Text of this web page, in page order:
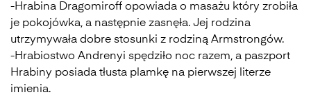
-Hrabina Dragomiroff opowiada o masażu który zrobiła
je pokojówka, a następnie zasnęła. Jej rodzina
utrzymywała dobre stosunki z rodziną Armstrongów.
-Hrabiostwo Andrenyi spędziło noc razem, a paszport
Hrabiny posiada tłusta plamkę na pierwszej literze
imienia.